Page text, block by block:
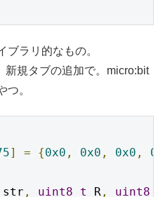
ラリ的なもの。
新規タブの追加で。micro:bit
つ。
] = {0x0 , 0x0 , 0x0 ,
str , uint8_t R , uint8_t